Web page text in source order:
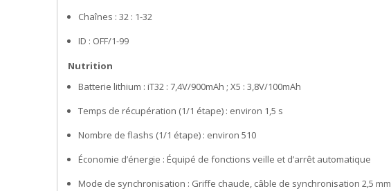
Chaînes : 32 : 1-32
ID : OFF/1-99
Nutrition
Batterie lithium : iT32 : 7,4V/900mAh ; X5 : 3,8V/100mAh
Temps de récupération (1/1 étape) : environ 1,5 s
Nombre de flashs (1/1 étape) : environ 510
Économie d’énergie : Équipé de fonctions veille et d’arrêt automatique
Mode de synchronisation : Griffe chaude, câble de synchronisation 2,5 mm